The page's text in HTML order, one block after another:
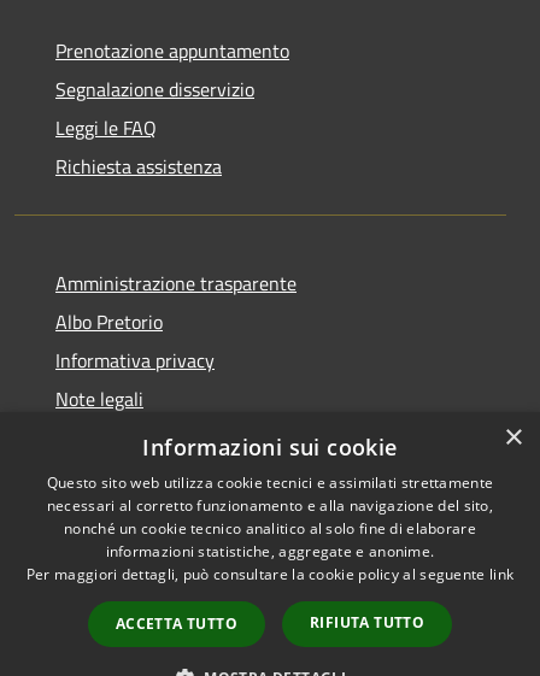
Prenotazione appuntamento
Segnalazione disservizio
Leggi le FAQ
Richiesta assistenza
Amministrazione trasparente
Albo Pretorio
Informativa privacy
Note legali
Dichiarazione di accessibilità
Accessibilità
Copyright © 2026 • Comune di
Guardia Piemontese • Powered
byMunicipium
Accesso
redazione
×
Informazioni sui cookie
Questo sito web utilizza cookie tecnici e assimilati strettamente
necessari al corretto funzionamento e alla navigazione del sito,
nonché un cookie tecnico analitico al solo fine di elaborare
informazioni statistiche, aggregate e anonime.
Per maggiori dettagli, può consultare la cookie policy al seguente link
ACCETTA TUTTO RIFIUTA TUTTO